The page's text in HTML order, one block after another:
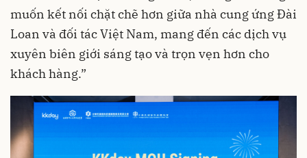
muốn kết nối chặt chẽ hơn giữa nhà cung ứng Đài
Loan và đối tác Việt Nam, mang đến các dịch vụ
xuyên biên giới sáng tạo và trọn vẹn hơn cho
khách hàng.”